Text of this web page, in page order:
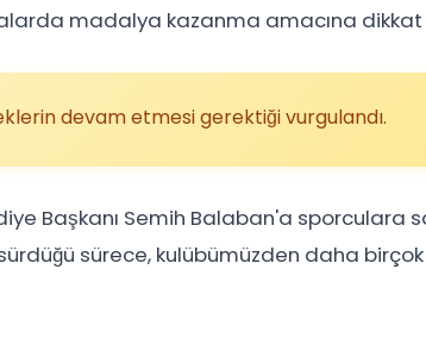
madalya kazanma amacına
devam etmesi gerektiği vurgulandı.
Başkanı Semih Balaban'a sporculara
sürece, kulübümüzden daha